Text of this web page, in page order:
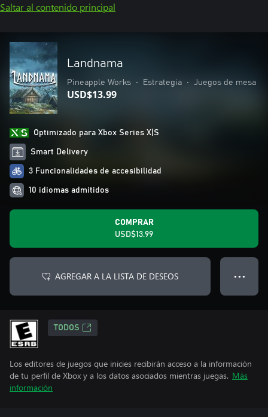
Saltar al contenido principal
Landnama
Pineapple Works • Estrategia • Juegos de mesa
USD$13.99
Optimizado para Xbox Series X|S
Smart Delivery
3 Funcionalidades de accesibilidad
10 idiomas admitidos
COMPRAR
USD$13.99
AGREGAR A LA LISTA DE DESEOS ● ● ●
TODOS
Los editores de juegos que inicies recibirán acceso a la información
de tu perfil de Xbox y a los datos asociados mientras juegas. Más
información